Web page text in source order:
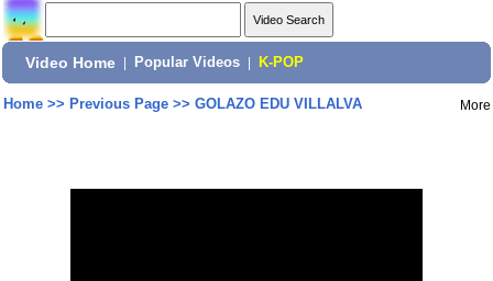
Video Home Popular Videos K-POP
Home>> Previous Page>> GOLAZO EDU VILLALVA More